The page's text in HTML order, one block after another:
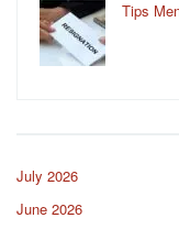
Tips
July 2026
June 2026